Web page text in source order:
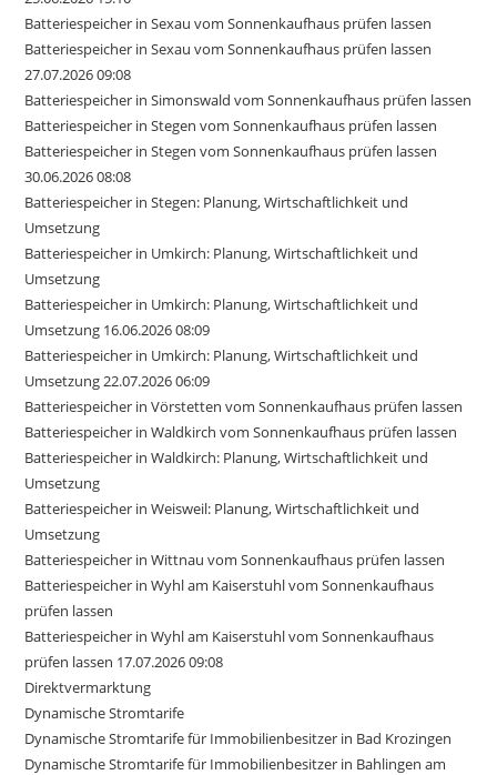
Batteriespeicher in Sexau vom Sonnenkaufhaus prüfen lassen
Batteriespeicher in Sexau vom Sonnenkaufhaus prüfen lassen
27.07.2026 09:08
Batteriespeicher in Simonswald vom Sonnenkaufhaus prüfen lassen
Batteriespeicher in Stegen vom Sonnenkaufhaus prüfen lassen
Batteriespeicher in Stegen vom Sonnenkaufhaus prüfen lassen
30.06.2026 08:08
Batteriespeicher in Stegen: Planung, Wirtschaftlichkeit und
Umsetzung
Batteriespeicher in Umkirch: Planung, Wirtschaftlichkeit und
Umsetzung
Batteriespeicher in Umkirch: Planung, Wirtschaftlichkeit und
Umsetzung 16.06.2026 08:09
Batteriespeicher in Umkirch: Planung, Wirtschaftlichkeit und
Umsetzung 22.07.2026 06:09
Batteriespeicher in Vörstetten vom Sonnenkaufhaus prüfen lassen
Batteriespeicher in Waldkirch vom Sonnenkaufhaus prüfen lassen
Batteriespeicher in Waldkirch: Planung, Wirtschaftlichkeit und
Umsetzung
Batteriespeicher in Weisweil: Planung, Wirtschaftlichkeit und
Umsetzung
Batteriespeicher in Wittnau vom Sonnenkaufhaus prüfen lassen
Batteriespeicher in Wyhl am Kaiserstuhl vom Sonnenkaufhaus
prüfen lassen
Batteriespeicher in Wyhl am Kaiserstuhl vom Sonnenkaufhaus
prüfen lassen 17.07.2026 09:08
Direktvermarktung
Dynamische Stromtarife
Dynamische Stromtarife für Immobilienbesitzer in Bad Krozingen
Dynamische Stromtarife für Immobilienbesitzer in Bahlingen am